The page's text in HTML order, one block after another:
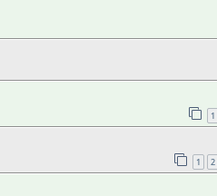
1
1 2